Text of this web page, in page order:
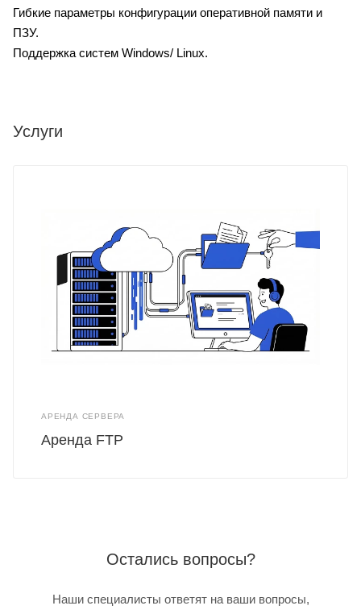
Гибкие параметры конфигурации оперативной памяти и
ПЗУ.
Поддержка систем Windows/ Linux.
Услуги
АРЕНДА СЕРВЕРА
Аренда FTP
Остались вопросы?
Наши специалисты ответят на ваши вопросы,